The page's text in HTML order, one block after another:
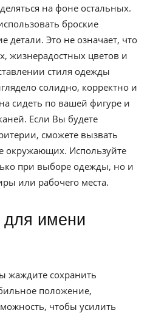
на фоне остальных.
броские
Это не означает, что
жизнерадостных цветов и
стиля одежды
солидно, корректно и
сидеть по вашей фигуре и
Если Вы будете
сможете вызвать
окружающих. Используйте
при выборе одежды, но и
или рабочего места.
жаждите сохранить
положение,
чтобы усилить